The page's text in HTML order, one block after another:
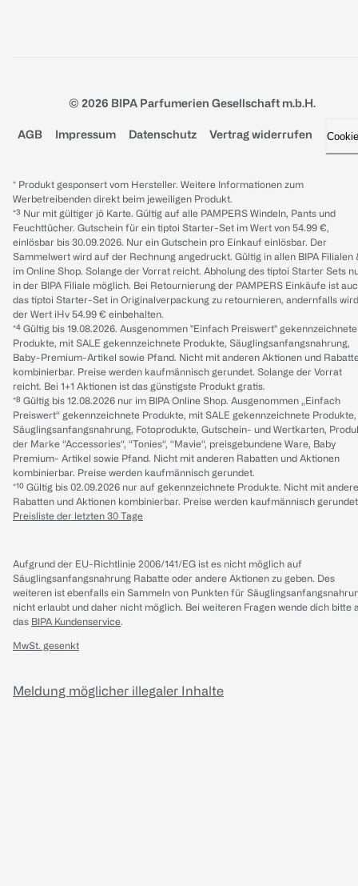
© 2026 BIPA Parfumerien Gesellschaft m.b.H.
AGB Impressum Datenschutz Vertrag widerrufen
* Produkt gesponsert vom Hersteller. Weitere Informationen zum
Werbetreibenden direkt beim jeweiligen Produkt.
*³ Nur mit gültiger jö Karte. Gültig auf alle PAMPERS Windeln, Pants und
Feuchttücher. Gutschein für ein tiptoi Starter-Set im Wert von 54.99 €,
einlösbar bis 30.09.2026. Nur ein Gutschein pro Einkauf einlösbar. Der
Sammelwert wird auf der Rechnung angedruckt. Gültig in allen BIPA Filialen
im Online Shop. Solange der Vorrat reicht. Abholung des tiptoi Starter Sets
in der BIPA Filiale möglich. Bei Retournierung der PAMPERS Einkäufe ist
das tiptoi Starter-Set in Originalverpackung zu retournieren, andernfalls wird
der Wert iHv 54.99 € einbehalten.
*⁴ Gültig bis 19.08.2026. Ausgenommen "Einfach Preiswert" gekennzeichnete
Produkte, mit SALE gekennzeichnete Produkte, Säuglingsanfangsnahrung,
Baby-Premium-Artikel sowie Pfand. Nicht mit anderen Aktionen und
kombinierbar. Preise werden kaufmännisch gerundet. Solange der Vorrat
reicht. Bei 1+1 Aktionen ist das günstigste Produkt gratis.
*⁸ Gültig bis 12.08.2026 nur im BIPA Online Shop. Ausgenommen „Einfach
Preiswert“ gekennzeichnete Produkte, mit SALE gekennzeichnete Produkte,
Säuglingsanfangsnahrung, Fotoprodukte, Gutschein- und Wertkarten,
der Marke “Accessories“, “Tonies“, “Mavie“, preisgebundene Ware, Baby
Premium- Artikel sowie Pfand. Nicht mit anderen Rabatten und Aktionen
kombinierbar. Preise werden kaufmännisch gerundet.
*¹⁰ Gültig bis 02.09.2026 nur auf gekennzeichnete Produkte. Nicht mit
Rabatten und Aktionen kombinierbar. Preise werden kaufmännisch
Preisliste der letzten 30 Tage
Aufgrund der EU-Richtlinie 2006/141/EG ist es nicht möglich auf
Säuglingsanfangsnahrung Rabatte oder andere Aktionen zu geben. Des
weiteren ist ebenfalls ein Sammeln von Punkten für
nicht erlaubt und daher nicht möglich. Bei weiteren Fragen wende dich bitte
das BIPA Kundenservice.
MwSt. gesenkt
Meldung möglicher illegaler Inhalte